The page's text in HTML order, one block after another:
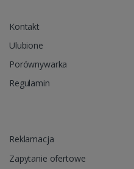
Kontakt
Ulubione
Porównywarka
Regulamin
Reklamacja
Zapytanie ofertowe